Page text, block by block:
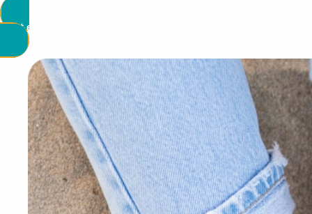
Jetzt einen Termin vereinbaren